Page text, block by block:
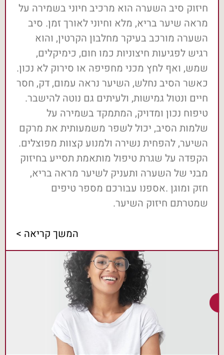
חיזוק סיב השערה הוא מרכיב חיוני בשמירה על
מראה שיער בריא, מלא וחיוני לאורך זמן. סיב
השערה מורכב בעיקר מחלבון הקרטין, והוא
רגיש לפגיעות חיצוניות כמו חום, כימיקלים,
שמש, ואף לחץ מכני מחפיפה או סירוק לא נכון.
כאשר הסיב נחלש, השיער נראה עמום, דק, חסר
חיים ונטול גמישות, ולעיתים גם נוטה להישבר.
טיפוח נכון ומדויק, המתמקד בשמירה על
שלמות הסיב, יכול לשפר משמעותית את מרקם
השיער, להפחית נשירה ולמנוע קצוות מפוצלים.
הקפדה על שגרת טיפול מותאמת תסייע בחיזוק
מבני של השערה ותעניק לשיער מראה בריא,
חזק ומוגן .אספנו עבורכם מספר טיפים
שמטרתם חיזוק השיער.
המשך קריאה >